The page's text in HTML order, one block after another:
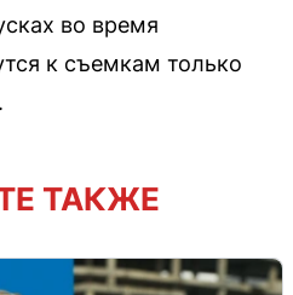
во время
к съемкам только
ТАКЖЕ